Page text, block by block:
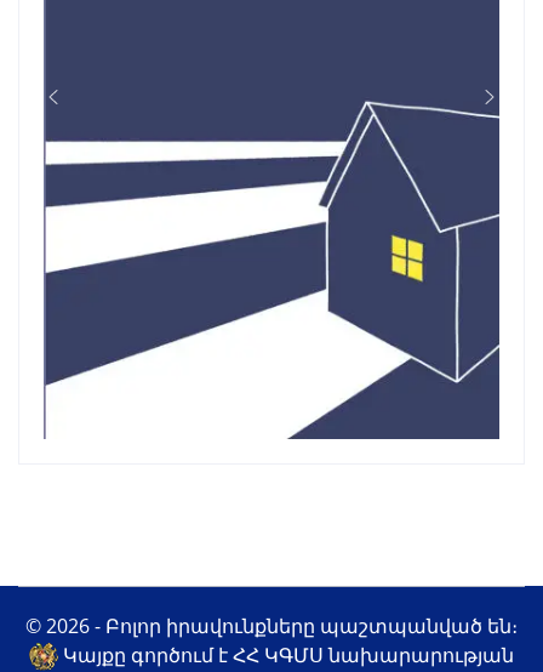
© 2026 - Բոլոր իրավունքները պաշտպանված են։
Կայքը գործում է ՀՀ ԿԳՄՍ նախարարության